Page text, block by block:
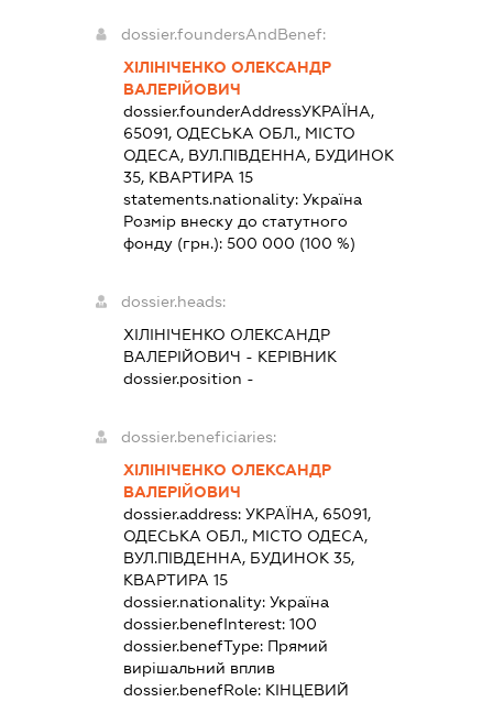
dossier.foundersAndBenef:
ХІЛІНІЧЕНКО ОЛЕКСАНДР
ВАЛЕРІЙОВИЧ
dossier.founderAddressУКРАЇНА,
65091, ОДЕСЬКА ОБЛ., МІСТО
ОДЕСА, ВУЛ.ПІВДЕННА, БУДИНОК
35, КВАРТИРА 15
statements.nationality: Україна
Розмір внеску до статутного
фонду (грн.): 500 000 (100 %)
dossier.heads:
ХІЛІНІЧЕНКО ОЛЕКСАНДР
ВАЛЕРІЙОВИЧ - КЕРІВНИК
dossier.position -
dossier.beneficiaries:
ХІЛІНІЧЕНКО ОЛЕКСАНДР
ВАЛЕРІЙОВИЧ
dossier.address: УКРАЇНА, 65091,
ОДЕСЬКА ОБЛ., МІСТО ОДЕСА,
ВУЛ.ПІВДЕННА, БУДИНОК 35,
КВАРТИРА 15
dossier.nationality: Україна
dossier.benefInterest: 100
dossier.benefType: Прямий
вирішальний вплив
dossier.benefRole: КІНЦЕВИЙ